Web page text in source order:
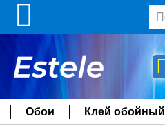
Обои Клей обойный